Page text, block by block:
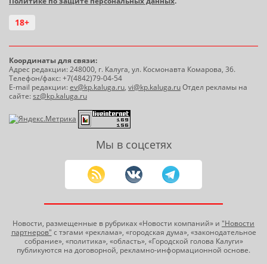
18+
Координаты для связи:
Адрес редакции: 248000, г. Калуга, ул. Космонавта Комарова, 36.
Телефон/факс: +7(4842)79-04-54
E-mail редакции:ev@kp.kaluga.ru, vi@kp.kaluga.ruОтдел рекламы на
сайте:sz@kp.kaluga.ru
Мы в соцсетях
Новости, размещенные в рубриках «Новости компаний» и "Новости
партнеров" с тэгами «реклама», «городская дума», «законодательное
собрание», «политика», «область», «Городской голова Калуги»
публикуются на договорной, рекламно-информационной основе.